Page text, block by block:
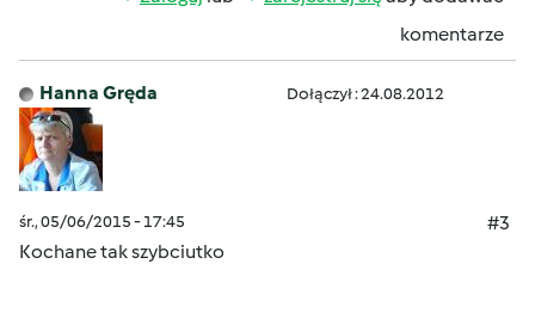
komentarze
Hanna Gręda Dołączył : 24.08.2012
śr., 05/06/2015 - 17:45
#3
Kochane tak szybciutko